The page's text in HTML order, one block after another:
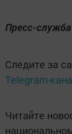
Пресс-
Следите за
Telegram-
Читайте